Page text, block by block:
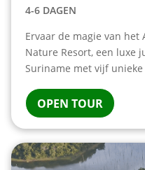
4-6 DAGEN
Ervaar de magie van het
Nature Resort, een luxe
Suriname met vijf
OPEN TOUR